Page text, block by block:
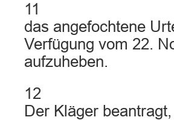
11
das angefochtene
Verfügung vom 22.
aufzuheben.
12
Der Kläger beantragt,